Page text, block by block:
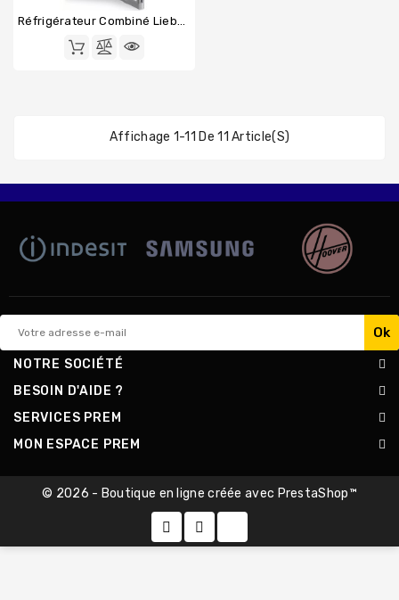
Affichage 1-11 De 11 Article(s)
NOTRE SOCIÉTÉ
BESOIN D'AIDE ?
SERVICES PREM
MON ESPACE PREM
© 2026 - Boutique en ligne créée avec PrestaShop™